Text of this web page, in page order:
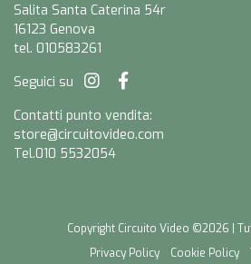
Salita Santa Caterina 54r
16123 Genova
tel. 010583261
Seguici su
Contatti punto vendita:
store@circuitovideo.com
Tel.010 5532054
Copyright Circuito Video ©2026 |
Privacy Policy
Cookie Policy